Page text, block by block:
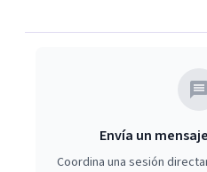
Envía un
Coordina una sesión